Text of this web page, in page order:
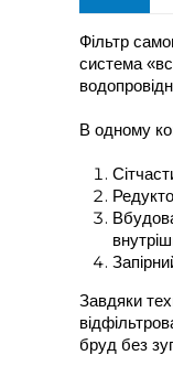
Фільтр
система
В одному
Завдяки
бруд без